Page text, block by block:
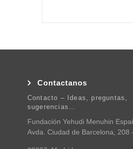
Contactanos
Contacto – Ideas, preguntas,
sugerencias…
Fundación Yehudi Menuhin
Avda. Ciudad de Barcelona, 208